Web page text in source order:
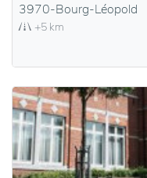
3970-Bourg-Léopold
+5 km